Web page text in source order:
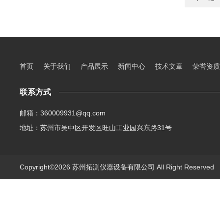
首页 关于我们 产品展示 新闻中心 技术文章 荣誉资质
联系方式
邮箱：360009931@qq.com
地址：苏州市吴中区开发区旺山工业园兴东路31号
Copyright©2026 苏州拓测仪器设备有限公司 All Right